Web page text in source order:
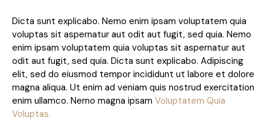
Dicta sunt explicabo. Nemo enim ipsam voluptatem quia
voluptas sit aspernatur aut odit aut fugit, sed quia. Nemo
enim ipsam voluptatem quia voluptas sit aspernatur aut
odit aut fugit, sed quia. Dicta sunt explicabo. Adipiscing
elit, sed do eiusmod tempor incididunt ut labore et dolore
magna aliqua. Ut enim ad veniam quis nostrud exercitation
enim ullamco. Nemo magna ipsam Voluptatem Quia
Voluptas.